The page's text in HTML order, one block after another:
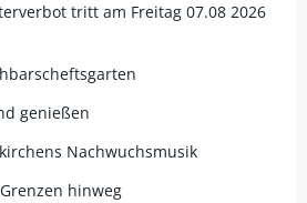
tritt am Freitag 07.08 2026
genießen
Nachwuchsmusik
hinweg